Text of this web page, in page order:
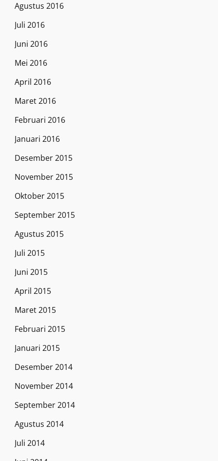
Agustus 2016
Juli 2016
Juni 2016
Mei 2016
April 2016
Maret 2016
Februari 2016
Januari 2016
Desember 2015
November 2015
Oktober 2015
September 2015
Agustus 2015
Juli 2015
Juni 2015
April 2015
Maret 2015
Februari 2015
Januari 2015
Desember 2014
November 2014
September 2014
Agustus 2014
Juli 2014